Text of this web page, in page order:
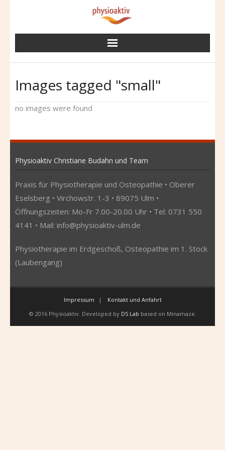
Images tagged "small"
no images were found
Physioaktiv Christiane Budahn und Team
Praxis für Physiotherapie und Osteopathie • Oberer
Eselsberg • Virchowstr. 1-3 • 89075 Ulm •
Öffnungszeiten: Mo-Fr 7.00-20.00 Uhr • Tel: 0731 550
4141 • Mail: info@physioaktiv-ulm.de
Physiotherapie im Erdgeschoß, Osteopathie im 1. Stock
(Laubengang)
Impressum
Kontakt und Anfahrt
© 2016 Physioaktiv. Developed by DS Lab based on Minamaze.